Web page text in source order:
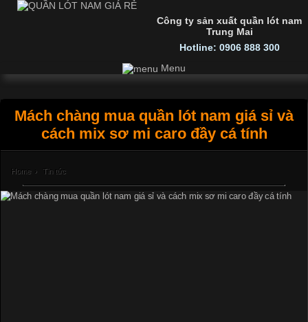
Công ty sản xuất quần lót nam
Trung Mai
Hotline: 0906 888 300
Menu
Mách chàng mua quần lót nam giá sỉ và
cách mix sơ mi caro đầy cá tính
Home › Tin tức